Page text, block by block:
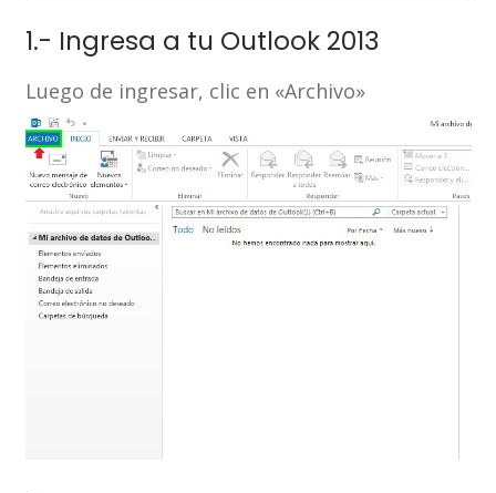
1.- Ingresa a tu Outlook 2013
Luego de ingresar, clic en «Archivo»